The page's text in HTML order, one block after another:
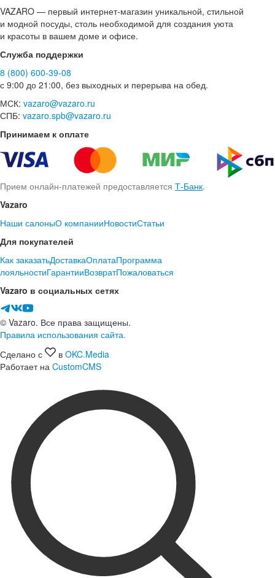
VAZARO — первый интернет-магазин уникальной, стильной
и модной посуды, столь необходимой для создания уюта
и красоты в вашем доме и офисе.
Служба поддержки
8 (800) 600-39-08
с 9:00 до 21:00, без выходных и перерыва на обед.
МСК: vazaro@vazaro.ru
СПБ: vazaro.spb@vazaro.ru
Принимаем к оплате
Прием онлайн-платежей предоставляется Т-Банк.
Vazaro
Наши салоныО компанииНовостиСтатьи
Для покупателей
Как заказатьДоставкаОплатаПрограмма
лояльностиГарантииВозвратПожаловаться
Vazaro в социальных сетях
© Vazaro. Все права защищены.
Правила использования сайта.
Сделано с
в OKC.Media
Работает на CustomCMS